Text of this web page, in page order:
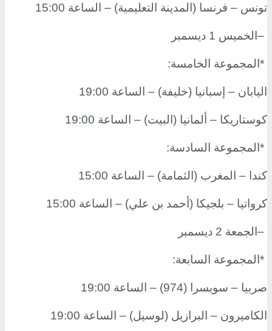
تونس – فرنسا (المدينة التعليمية) – الساعة 15:00
–الخميس 1 ديسمبر
*المجموعة الخامسة:
اليابان – إسبانيا (خليفة) – الساعة 19:00
كوستاريكا – ألمانيا (البيت) – الساعة 19:00
*المجموعة السادسة:
كندا – المغرب (الثمامة) – الساعة 15:00
كرواتيا – بلجيكا (أحمد بن علي) – الساعة 15:00
–الجمعة 2 ديسمبر
*المجموعة السابعة:
صربيا – سويسرا (974) – الساعة 19:00
الكاميرون – البرازيل (لوسيل) – الساعة 19:00